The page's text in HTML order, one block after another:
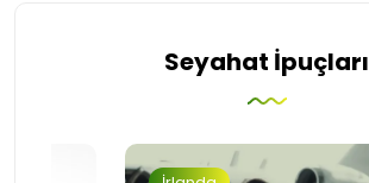
Seyahat İpuçları